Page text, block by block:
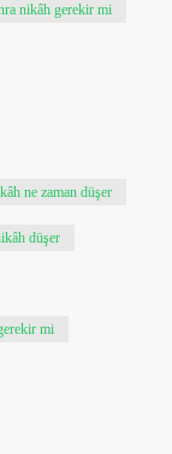
nikâh gerekir mi
ne zaman düşer
düşer
mi